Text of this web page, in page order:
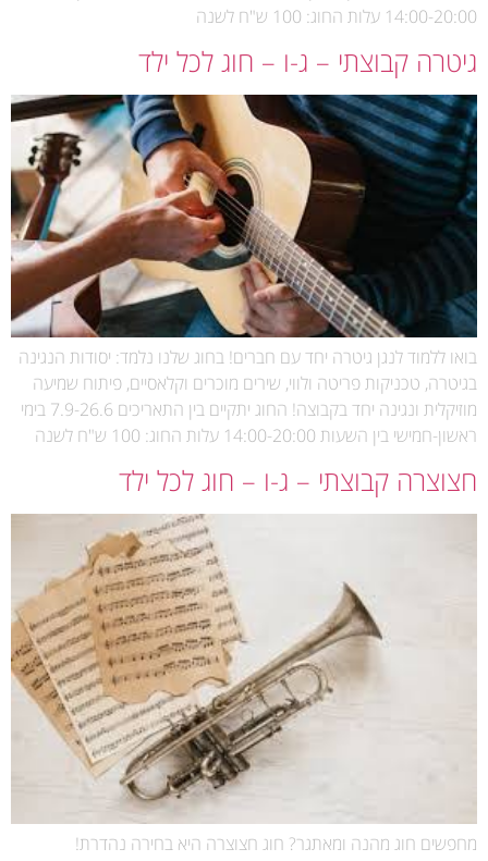
14:00-20:00 עלות החוג: 100 ש"ח לשנה
גיטרה קבוצתי – ג-ו – חוג לכל ילד
בואו ללמוד לנגן גיטרה יחד עם חברים! בחוג שלנו נלמד: יסודות הנגינה
בגיטרה, טכניקות פריטה ולווי, שירים מוכרים וקלאסיים, פיתוח שמיעה
מוזיקלית ונגינה יחד בקבוצה! החוג יתקיים בין התאריכים 7.9-26.6 בימי
ראשון-חמישי בין השעות 14:00-20:00 עלות החוג: 100 ש"ח לשנה
חצוצרה קבוצתי – ג-ו – חוג לכל ילד
מחפשים חוג מהנה ומאתגר? חוג חצוצרה היא בחירה נהדרת!